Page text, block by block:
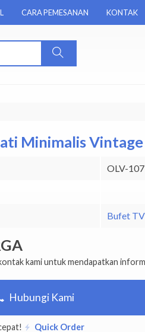
CARA PEMESANAN KONTAK
Minimalis Vintage
OLV-107
Bufet TV
kami untuk mendapatkan
Hubungi Kami
Quick Order